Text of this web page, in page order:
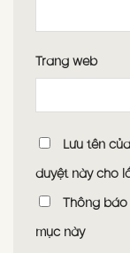
Trang web
Lưu tên
duyệt này cho
Thông
mục này